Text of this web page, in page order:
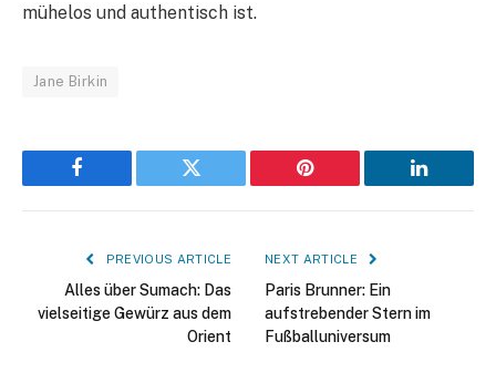
mühelos und authentisch ist.
Jane Birkin
Facebook Twitter Pinterest LinkedIn
PREVIOUS ARTICLE
Alles über Sumach: Das
vielseitige Gewürz aus dem
Orient
NEXT ARTICLE
Paris Brunner: Ein
aufstrebender Stern im
Fußballuniversum